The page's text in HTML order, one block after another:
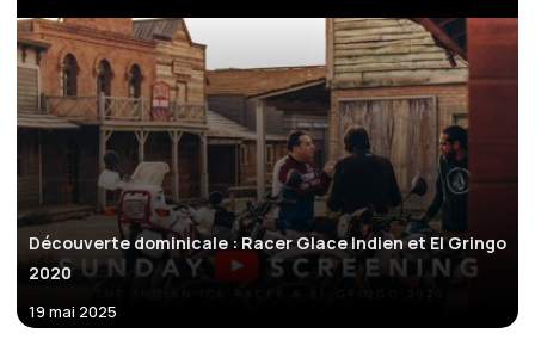
Découverte dominicale : Racer Glace Indien et El Gringo
2020
19 mai 2025